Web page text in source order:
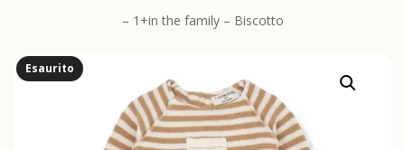
– 1+in the family – Biscotto
Esaurito